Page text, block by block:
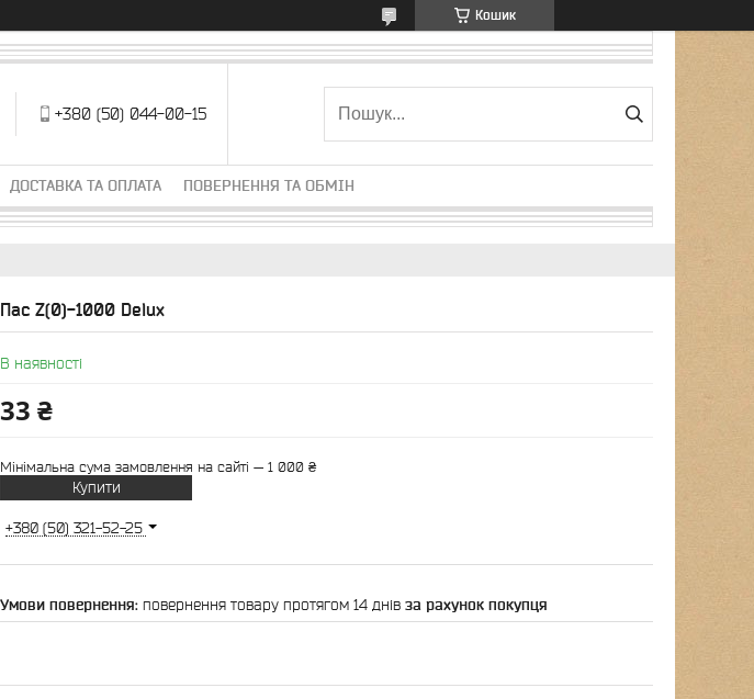
Кошик
+380 (50) 044-00-15
ДОСТАВКА ТА ОПЛАТА ПОВЕРНЕННЯ ТА ОБМІН
Пас Z(0)-1000 Delux
В наявності
33 ₴
Мінімальна сума замовлення на сайті — 1 000 ₴
Купити
+380 (50) 321-52-25
повернення товару протягом 14 днів за рахунок покупця